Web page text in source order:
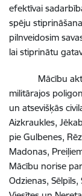
efektīvai
spēju
pilnveidosim
lai stiprinātu
Mācību
militārajos
un atsevišķās
Aizkraukles,
pie Gulbenes,
Madonas,
Mācību norise
Odzienas,